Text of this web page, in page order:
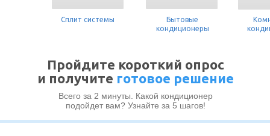
Сплит системы
Бытовые
кондиционеры
Пройдите короткий опрос
и получите готовое решение
Всего за 2 минуты. Какой кондиционер
подойдет вам? Узнайте за 5 шагов!